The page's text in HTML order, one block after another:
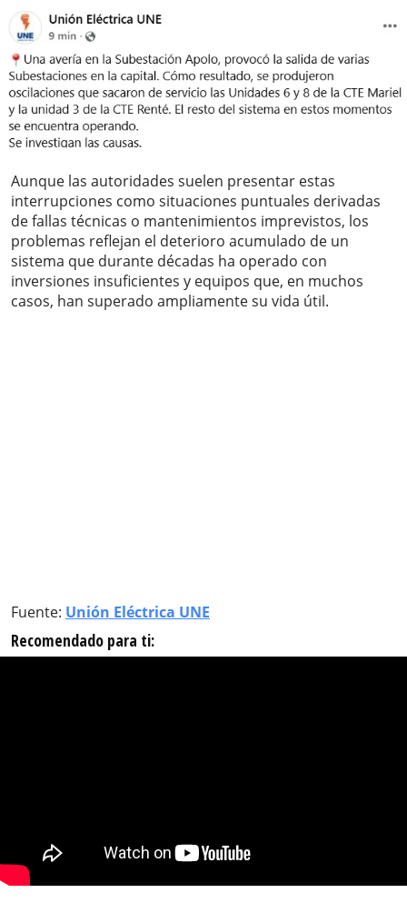
Aunque las autoridades suelen presentar estas
interrupciones como situaciones puntuales derivadas
de fallas técnicas o mantenimientos imprevistos, los
problemas reflejan el deterioro acumulado de un
sistema que durante décadas ha operado con
inversiones insuficientes y equipos que, en muchos
casos, han superado ampliamente su vida útil.
Fuente: Unión Eléctrica UNE
Recomendado para ti: